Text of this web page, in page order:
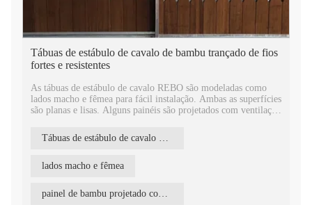
Tábuas de estábulo de cavalo de bambu trançado de fios
fortes e resistentes
As tábuas de estábulo de cavalo REBO são modeladas como
lados macho e fêmea para fácil instalação. Ambas as superfícies
são planas e lisas. Alguns painéis são projetados com ventilação
carbonização média, acabamento oleado Woca e textura de
bambu, as tábuas de bambu parecem naturais, confortáveis ​​e
Tábuas de bambu para estábulos de cavalos são
bambu REBO realizou a reação ao fogo classe B, então o
estábulo de cavalos será bastante seguro para cavalos. O
Tábuas de estábulo de cavalo REBO
lados macho e fêmea
painel de bambu projetado com ventilação de ar